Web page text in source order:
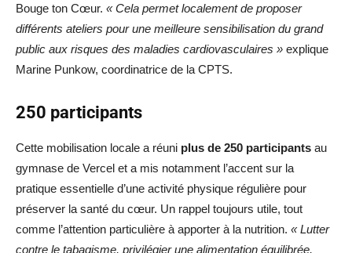
Bouge ton Cœur. « Cela permet localement de proposer
différents ateliers pour une meilleure sensibilisation du grand
public aux risques des maladies cardiovasculaires » explique
Marine Punkow, coordinatrice de la CPTS.
250 participants
Cette mobilisation locale a réuni plus de 250 participants au
gymnase de Vercel et a mis notamment l’accent sur la
pratique essentielle d’une activité physique régulière pour
préserver la santé du cœur. Un rappel toujours utile, tout
comme l’attention particulière à apporter à la nutrition. « Lutter
contre le tabagisme, privilégier une alimentation équilibrée,